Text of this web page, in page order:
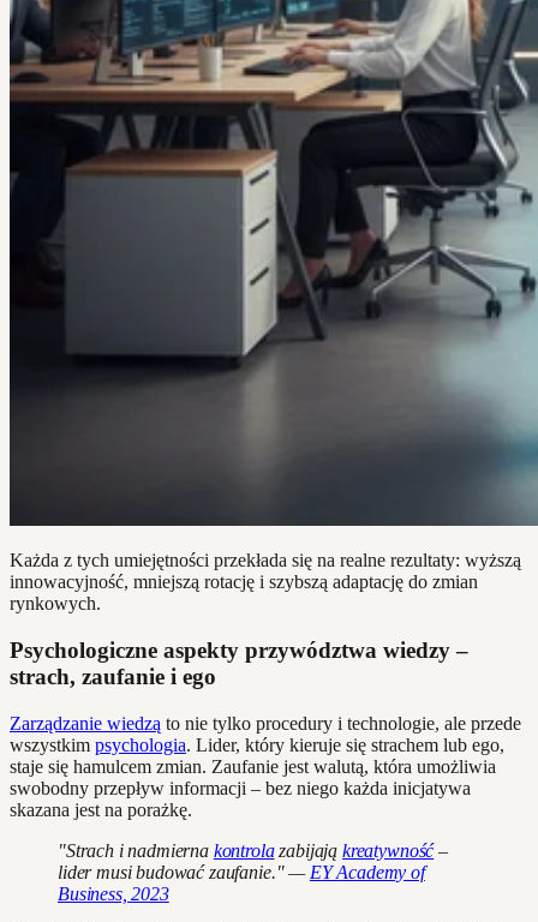
Każda z tych umiejętności przekłada się na realne rezultaty: wyższą
innowacyjność, mniejszą rotację i szybszą adaptację do zmian
rynkowych.
Psychologiczne aspekty przywództwa wiedzy –
strach, zaufanie i ego
Zarządzanie wiedzą to nie tylko procedury i technologie, ale przede
wszystkim psychologia. Lider, który kieruje się strachem lub ego,
staje się hamulcem zmian. Zaufanie jest walutą, która umożliwia
swobodny przepływ informacji – bez niego każda inicjatywa
skazana jest na porażkę.
"Strach i nadmierna kontrolazabijają kreatywność–
lider musi budować zaufanie." — EY Academy of
Business, 2023